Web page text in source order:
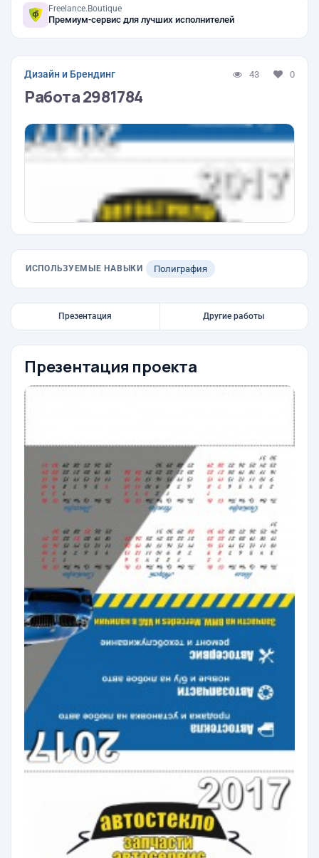
Freelance.Boutique
Премиум-сервис для лучших исполнителей
Дизайн и Брендинг 43 0
Работа 2981784
ИСПОЛЬЗУЕМЫЕ НАВЫКИ Полиграфия
Презентация Другие работы
Презентация проекта